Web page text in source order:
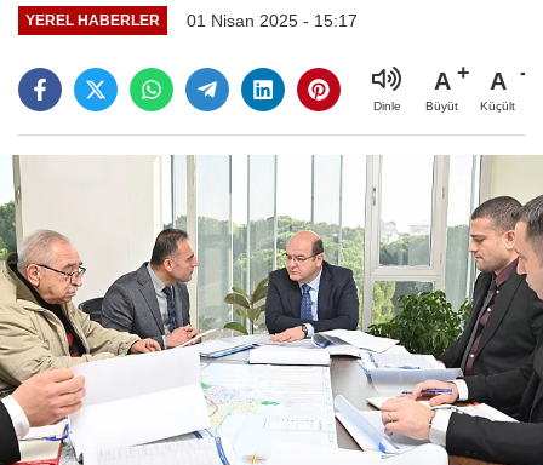
YEREL HABERLER 01 Nisan 2025 - 15:17
Dinle
A
Büyüt
A
Küçült